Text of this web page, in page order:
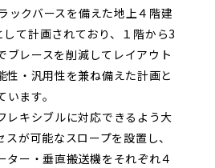
ックバースを備えた地上４階建
て計画されており、１階から3
ブレースを削減してレイアウト
性・汎用性を兼ね備えた計画と
います。
レキシブルに対応できるよう大
が可能なスロープを設置し、
ター・垂直搬送機をそれぞれ４